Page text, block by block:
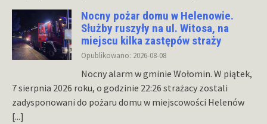
Nocny pożar domu w Helenowie.
Służby ruszyły na ul. Witosa, na
miejscu kilka zastępów straży
Opublikowano: 2026-08-08
Nocny alarm w gminie Wołomin. W piątek,
7 sierpnia 2026 roku, o godzinie 22:26 strażacy zostali
zadysponowani do pożaru domu w miejscowości Helenów
[...]